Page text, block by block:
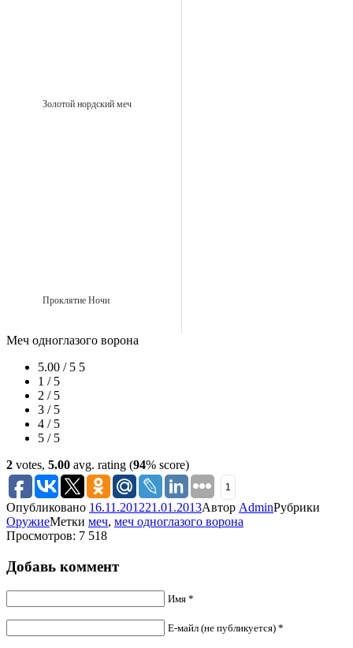
Золотой нордский меч
Проклятие Ночи
Меч одноглазого ворона
5.00 / 5 5
1 / 5
2 / 5
3 / 5
4 / 5
5 / 5
2 votes, 5.00 avg. rating (94% score)
1
Опубликовано 16.11.201221.01.2013Автор AdminРубрики
ОружиеМетки меч, меч одноглазого ворона
Просмотров: 7 518
Добавь коммент
Имя *
Е-майл (не публикуется) *